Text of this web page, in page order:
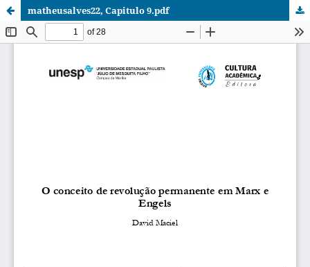
matheusalves22, Capitulo 9.pdf